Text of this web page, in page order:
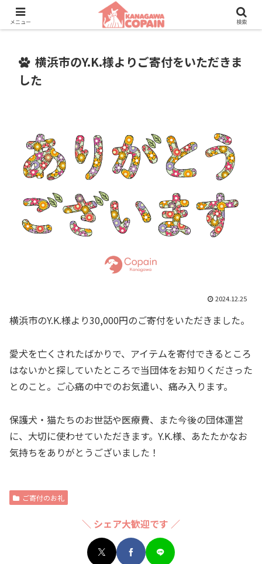
保護動物たちに、新しい家族との素敵な出会いを。
横浜市のY.K.様よりご寄付をいただきま
した
2024.12.25
横浜市のY.K.様より30,000円のご寄付をいただきました。
愛犬を亡くされたばかりで、アイテムを寄付できるところ
はないかと探していたところで当団体をお知りくださった
とのこと。ご心痛の中でのお気遣い、痛み入ります。
保護犬・猫たちのお世話や医療費、また今後の団体運営
に、大切に使わせていただきます。Y.K.様、あたたかなお
気持ちをありがとうございました！
ご寄付のお礼
＼ シェア大歓迎です ／
メニュー 検索